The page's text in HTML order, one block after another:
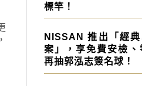
標竿！
NISSAN 推出「經
案」，享免費安檢
再抽郭泓志簽名球！